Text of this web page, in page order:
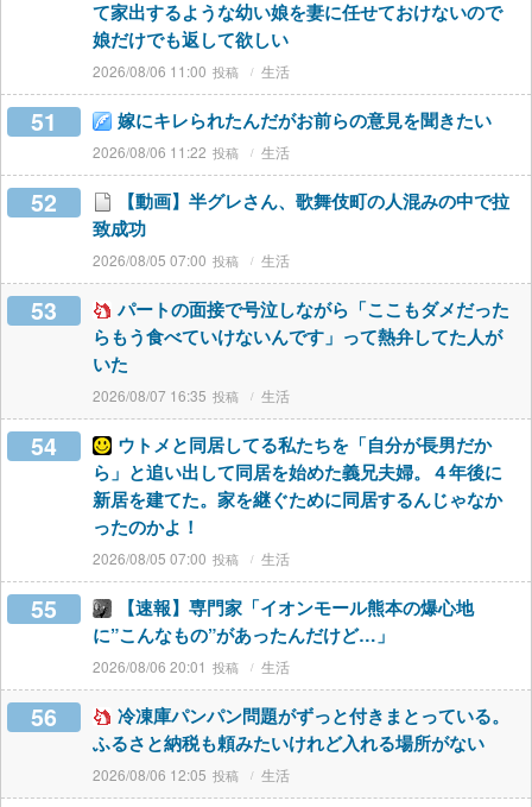
て家出するような幼い娘を妻に任せておけないので
娘だけでも返して欲しい
2026/08/06 11:00 生活
51 嫁にキレられたんだがお前らの意見を聞きたい
2026/08/06 11:22 生活
52
【動画】半グレさん、歌舞伎町の人混みの中で拉
致成功
2026/08/05 07:00 生活
53
パートの面接で号泣しながら「ここもダメだった
らもう食べていけないんです」って熱弁してた人が
いた
2026/08/07 16:35 生活
54
ウトメと同居してる私たちを「自分が長男だか
ら」と追い出して同居を始めた義兄夫婦。４年後に
新居を建てた。家を継ぐために同居するんじゃなか
ったのかよ！
2026/08/05 07:00 生活
55
【速報】専門家「イオンモール熊本の爆心地
に”こんなもの”があったんだけど…」
2026/08/06 20:01 生活
56
冷凍庫パンパン問題がずっと付きまとっている。
ふるさと納税も頼みたいけれど入れる場所がない
2026/08/06 12:05 生活